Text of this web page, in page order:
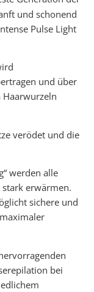
und schonend
Pulse Light
und über
verödet und die
werden alle
erwärmen.
sichere und
bei